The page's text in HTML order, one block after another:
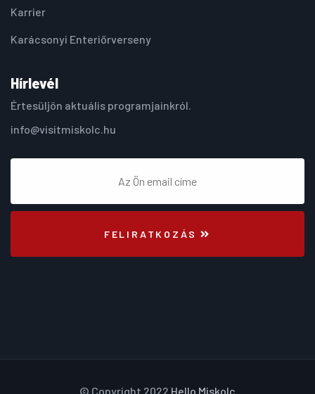
Karrier
Karácsonyi Enteriőrverseny
Hírlevél
Értesüljön aktuális programjainkról.
info@visitmiskolc.hu
FELIRATKOZÁS
© Copyright 2022 Hello Miskolc